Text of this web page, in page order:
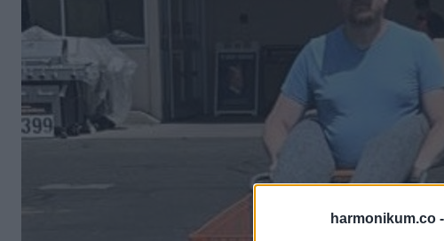
harmonikum.co -